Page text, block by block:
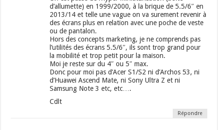
d’allumette) en 1999/2000, à la brique de 5.5/6″ en
2013/14 et telle une vague on va surement revenir à
des écrans plus en relation avec une poche de veste
ou de pantalon.
Hors des concepts marketing, je ne comprends pas
l’utilités des écrans 5.5/6″, ils sont trop grand pour
la mobilité et trop petit pour la maison.
Moi je reste sur du 4″ ou 5″ max.
Donc pour moi pas d’Acer S1/S2 ni d’Archos 53, ni
d’Huawei Ascend Mate, ni Sony Ultra Z et ni
Samsung Note 3 etc, etc….
Cdlt
Répondre